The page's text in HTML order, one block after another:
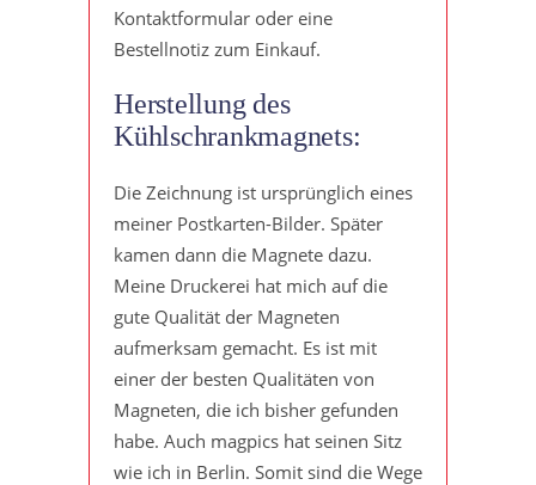
Kontaktformular oder eine
Bestellnotiz zum Einkauf.
Herstellung des
Kühlschrankmagnets:
Die Zeichnung ist ursprünglich eines
meiner Postkarten-Bilder. Später
kamen dann die Magnete dazu.
Meine Druckerei hat mich auf die
gute Qualität der Magneten
aufmerksam gemacht. Es ist mit
einer der besten Qualitäten von
Magneten, die ich bisher gefunden
habe. Auch magpics hat seinen Sitz
wie ich in Berlin. Somit sind die Wege